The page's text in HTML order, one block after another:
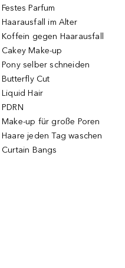
Festes Parfum
Haarausfall im Alter
Koffein gegen Haarausfall
Cakey Make-up
Pony selber schneiden
Butterfly Cut
Liquid Hair
PDRN
Make-up für große Poren
Haare jeden Tag waschen
Curtain Bangs